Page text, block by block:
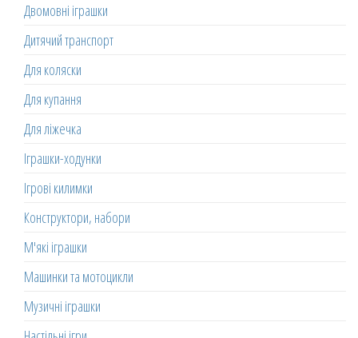
Двомовні іграшки
Дитячий транспорт
Для коляски
Для купання
Для ліжечка
Іграшки-ходунки
Ігрові килимки
Конструктори, набори
М'які іграшки
Машинки та мотоцикли
Музичні іграшки